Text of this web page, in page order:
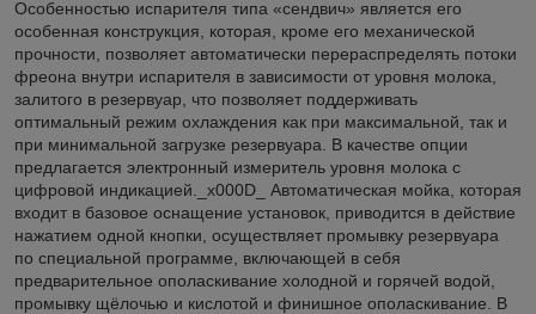
Особенностью испарителя типа «сендвич» является его
особенная конструкция, которая, кроме его механической
прочности, позволяет автоматически перераспределять потоки
фреона внутри испарителя в зависимости от уровня молока,
залитого в резервуар, что позволяет поддерживать
оптимальный режим охлаждения как при максимальной, так и
при минимальной загрузке резервуара. В качестве опции
предлагается электронный измеритель уровня молока с
цифровой индикацией._x000D_ Автоматическая мойка, которая
входит в базовое оснащение установок, приводится в действие
нажатием одной кнопки, осуществляет промывку резервуара
по специальной программе, включающей в себя
предварительное ополаскивание холодной и горячей водой,
промывку щёлочью и кислотой и финишное ополаскивание. В